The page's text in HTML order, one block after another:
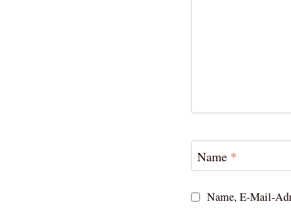
Name *
Name, E-Mail-